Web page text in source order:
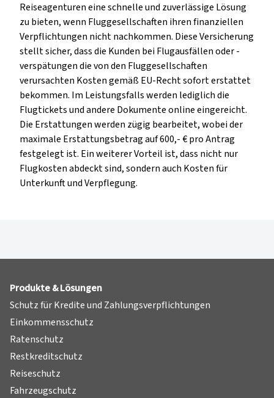
Reiseagenturen eine schnelle und zuverlässige Lösung
zu bieten, wenn Fluggesellschaften ihren finanziellen
Verpflichtungen nicht nachkommen. Diese Versicherung
stellt sicher, dass die Kunden bei Flugausfällen oder -
verspätungen die von den Fluggesellschaften
verursachten Kosten gemäß EU-Recht sofort erstattet
bekommen. Im Leistungsfalls werden lediglich die
Flugtickets und andere Dokumente online eingereicht.
Die Erstattungen werden zügig bearbeitet, wobei der
maximale Erstattungsbetrag auf 600,- € pro Antrag
festgelegt ist. Ein weiterer Vorteil ist, dass nicht nur
Flugkosten abdeckt sind, sondern auch Kosten für
Unterkunft und Verpflegung.
Produkte & Lösungen
Schutz für Kredite und Zahlungsverpflichtungen
Einkommensschutz
Ratenschutz
Restkreditschutz
Reiseschutz
Fahrzeugschutz